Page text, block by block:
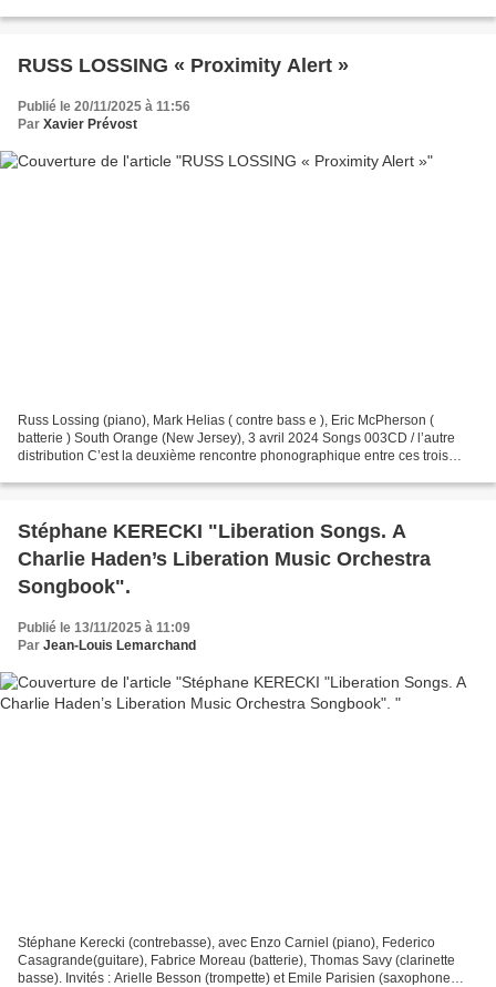
anges...
RUSS LOSSING « Proximity Alert »
Publié le 20/11/2025 à 11:56
Par Xavier Prévost
Russ Lossing (piano), Mark Helias ( contre bass e ), Eric McPherson (
batterie ) South Orange (New Jersey), 3 avril 2024 Songs 003CD / l’autre
distribution C’est la deuxième rencontre phonographique entre ces trois
Stéphane KERECKI "Liberation Songs. A
Charlie Haden’s Liberation Music Orchestra
Songbook".
Publié le 13/11/2025 à 11:09
Par Jean-Louis Lemarchand
Stéphane Kerecki (contrebasse), avec Enzo Carniel (piano), Federico
Casagrande(guitare), Fabrice Moreau (batterie), Thomas Savy (clarinette
basse). Invités : Arielle Besson (trompette) et Emile Parisien (saxophone